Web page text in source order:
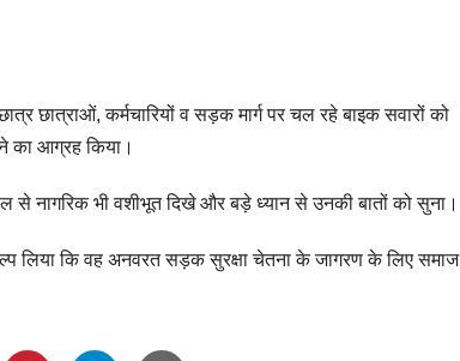
छात्राओं, कर्मचारियों व सड़क मार्ग पर चल रहे बाइक सवारों को
का आग्रह किया।
से नागरिक भी वशीभूत दिखे और बड़े ध्यान से उनकी बातों को सुना।
लिया कि वह अनवरत सड़क सुरक्षा चेतना के जागरण के लिए समाज